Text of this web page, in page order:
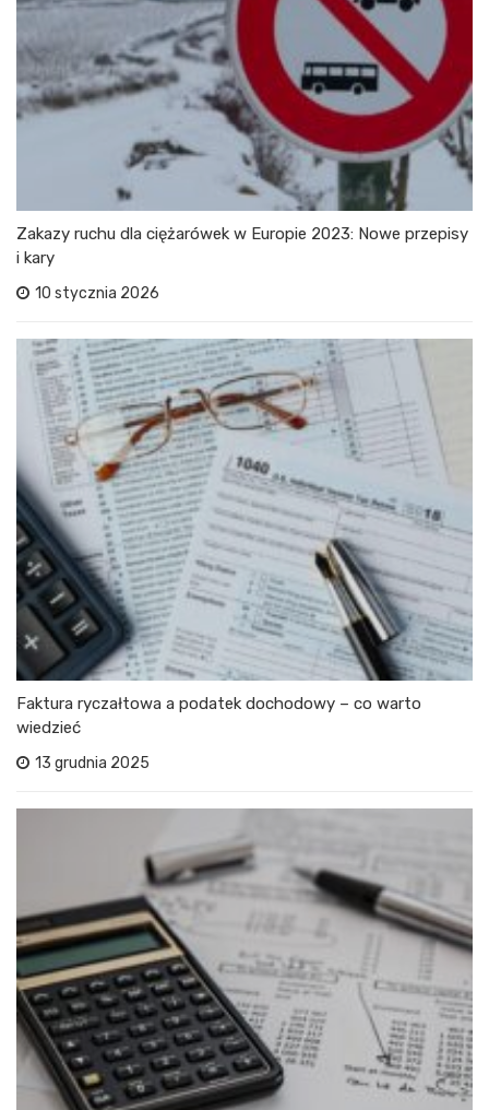
Zakazy ruchu dla ciężarówek w Europie 2023: Nowe przepisy
i kary
10 stycznia 2026
Faktura ryczałtowa a podatek dochodowy – co warto
wiedzieć
13 grudnia 2025